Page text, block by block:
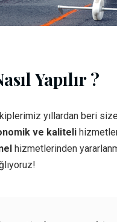
Yapılır ?
yıllardan beri
ve kaliteli
hizmetlerinden